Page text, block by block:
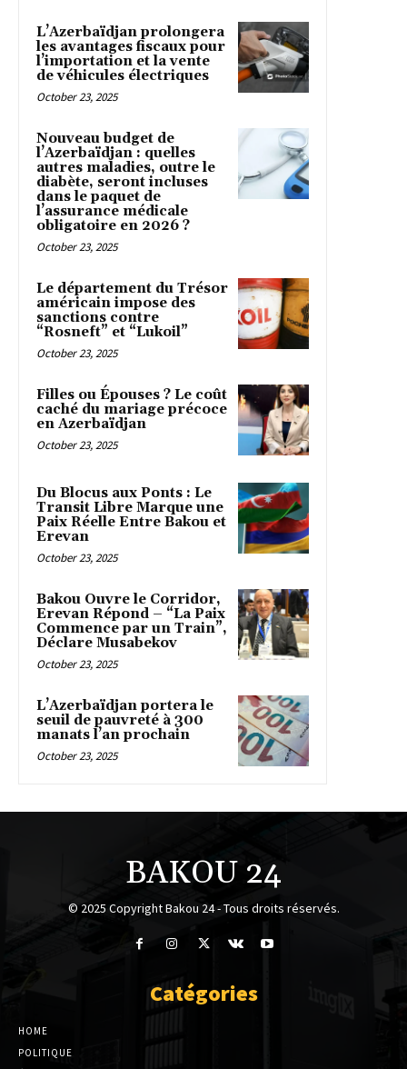
L’Azerbaïdjan prolongera
les avantages fiscaux pour
l’importation et la vente
de véhicules électriques
October 23, 2025
Nouveau budget de
l’Azerbaïdjan : quelles
autres maladies, outre le
diabète, seront incluses
dans le paquet de
l’assurance médicale
obligatoire en 2026 ?
October 23, 2025
Le département du Trésor
américain impose des
sanctions contre
“Rosneft” et “Lukoil”
October 23, 2025
Filles ou Épouses ? Le coût
caché du mariage précoce
en Azerbaïdjan
October 23, 2025
Du Blocus aux Ponts : Le
Transit Libre Marque une
Paix Réelle Entre Bakou et
Erevan
October 23, 2025
Bakou Ouvre le Corridor,
Erevan Répond – “La Paix
Commence par un Train”,
Déclare Musabekov
October 23, 2025
L’Azerbaïdjan portera le
seuil de pauvreté à 300
manats l’an prochain
October 23, 2025
BAKOU 24
© 2025 Copyright Bakou 24 - Tous droits réservés.
Catégories
HOME
POLITIQUE